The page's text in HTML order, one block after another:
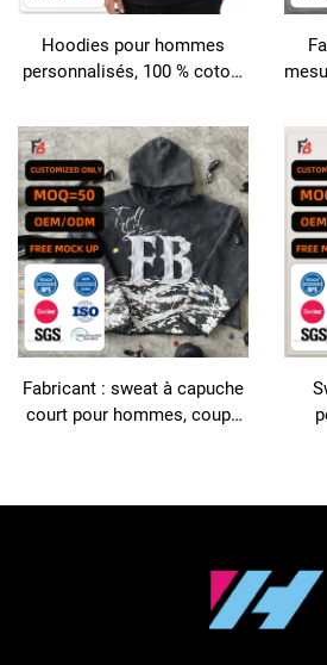
Hoodies pour hommes
personnalisés, 100 % coton,
impression personnalisée,
hoodies surdimensionnés
pour hommes
Fabricant : sweat à capuche
court pour hommes, coupe